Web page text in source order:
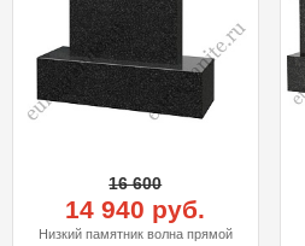
16 600
14 940 руб.
Низкий памятник волна прямой